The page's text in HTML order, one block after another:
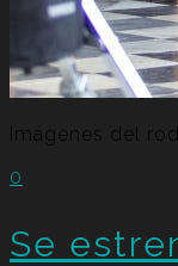
Imágenes del
0
Se